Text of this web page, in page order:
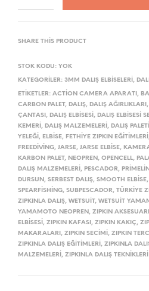
SHARE THIS PRODUCT
STOK KODU: YOK
KATEGORILER: 3MM DALIŞ ELBISELERI,
ETIKETLER: ACTION CAMERA APARATI,
CARBON PALET, DALIŞ, DALIŞ AĞIRLIKLARI,
ÇANTASI, DALIŞ ELBISESI, DALIŞ ELBISESI
KEMERI, DALIŞ MALZEMELERI, DALIŞ PALETI
YELEĞI, ELBISE, FETHIYE ZIPKIN EĞITIMLERI
FREEDIVING, JARSE, JARSE ELBISE,
KARBON PALET, NEOPREN, OPENCELL,
DALIŞ MALZEMELERI, PESCADOR,
DURSUN, SERBEST DALIŞ, SMOOTH ELBISE,
SPEARFISHING, SUBPESCADOR, TÜRKIYE
ZIPKINLA DALIŞ, WETSUIT, WETSUIT
YAMAMOTO NEOPREN, ZIPKIN
ELBISESI, ZIPKIN KAFASI, ZIPKIN KAKIÇ,
MAKARALARI, ZIPKIN SECIMI, ZIPKIN
ZIPKINLA DALIŞ EĞITIMLERI, ZIPKINLA
MALZEMELERI, ZIPKINLA DALIŞ TEKNIKLERI